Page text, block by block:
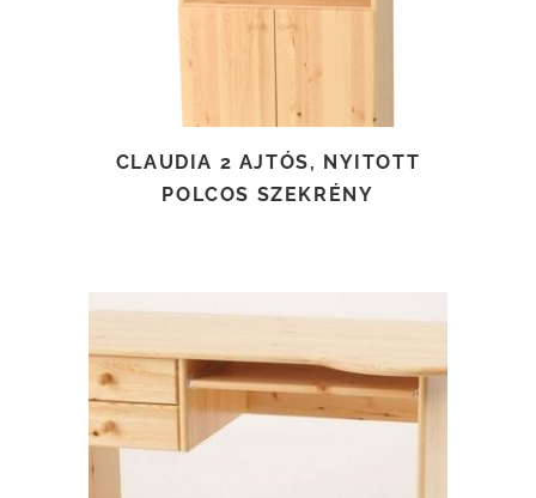
CLAUDIA 2 AJTÓS, NYITOTT
POLCOS SZEKRÉNY